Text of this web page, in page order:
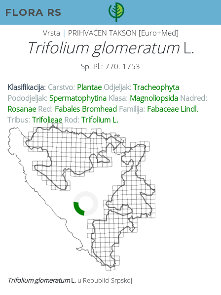
FLORA RS
Vrsta | PRIHVAĆEN TAKSON [Euro+Med]
Trifolium glomeratumL.
Sp. Pl.: 770. 1753
Klasifikacija: Carstvo: Plantae Odjeljak: Tracheophyta
Pododjeljak: Spermatophytina Klasa: Magnoliopsida Nadred:
Rosanae Red: Fabales Bromhead Familija: Fabaceae Lindl.
Tribus: Trifolieae Rod: Trifolium L.
Trifolium glomeratumL. u Republici Srpskoj